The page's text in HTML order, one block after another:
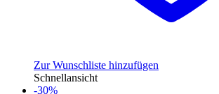
Zur Wunschliste hinzufügen
Schnellansicht
-30%